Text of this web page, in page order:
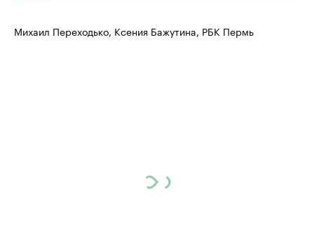
Михаил Переходько, Ксения Бажутина, РБК Пермь